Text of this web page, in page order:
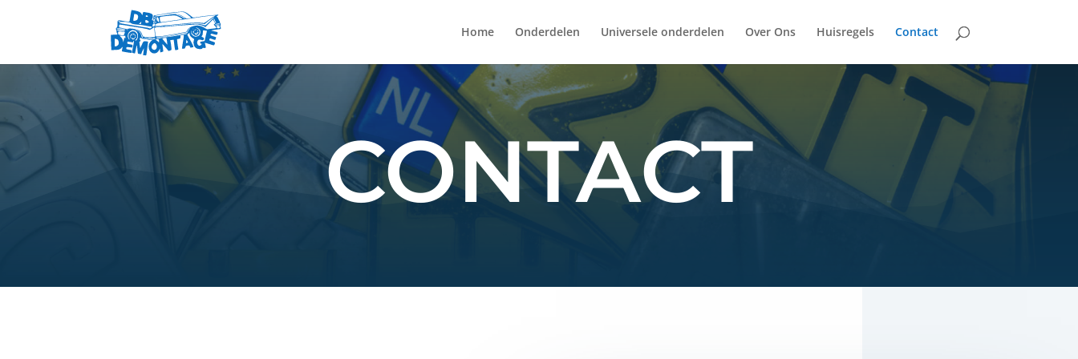
Home Onderdelen Universele onderdelen Over Ons Huisregels Contact
CONTACT